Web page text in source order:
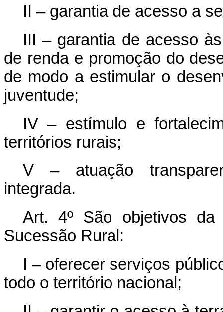
II – garantia de acesso a
III – garantia de acesso
de renda e promoção do
de modo a estimular o
juventude;
IV – estímulo e
territórios rurais;
V – atuação
integrada.
Art. 4º São objetivos da
Sucessão Rural:
I – oferecer serviços
todo o território nacional;